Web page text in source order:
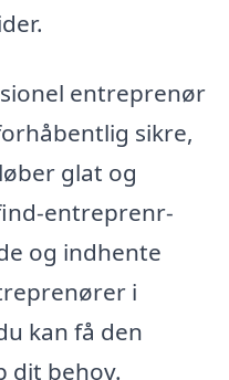
entreprenør
sikre,
glat og
entreprenr-
og indhente
i
kan få den
dit behov.